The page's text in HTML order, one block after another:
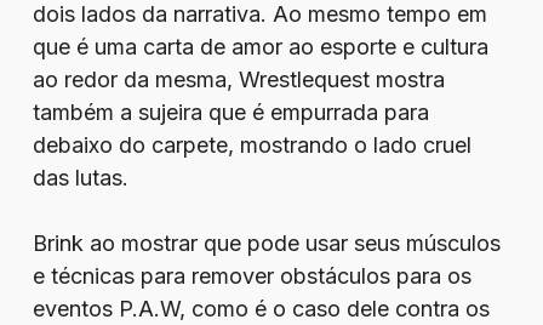
dois lados da narrativa. Ao mesmo tempo em
que é uma carta de amor ao esporte e cultura
ao redor da mesma, Wrestlequest mostra
também a sujeira que é empurrada para
debaixo do carpete, mostrando o lado cruel
das lutas.
Brink ao mostrar que pode usar seus músculos
e técnicas para remover obstáculos para os
eventos P.A.W, como é o caso dele contra os